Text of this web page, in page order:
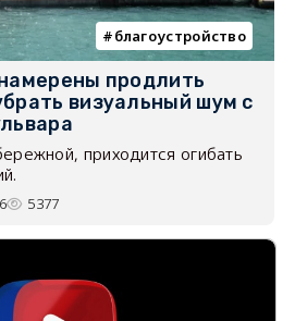
благоустройство
продлить
визуальный шум с
приходится огибать
5377